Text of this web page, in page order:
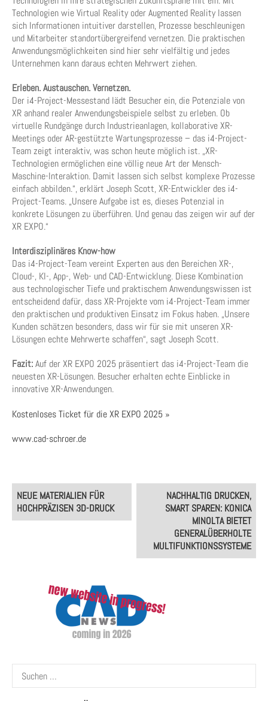
Technologien wie Virtual Reality oder Augmented Reality lassen
sich Informationen intuitiver darstellen, Prozesse beschleunigen
und Mitarbeiter standortübergreifend vernetzen. Die praktischen
Anwendungsmöglichkeiten sind hier sehr vielfältig und jedes
Unternehmen kann daraus echten Mehrwert ziehen.
Erleben. Austauschen. Vernetzen.
Der i4-Project-Messestand lädt Besucher ein, die Potenziale von
XR anhand realer Anwendungsbeispiele selbst zu erleben. Ob
virtuelle Rundgänge durch Industrieanlagen, kollaborative XR-
Meetings oder AR-gestützte Wartungsprozesse – das i4-Project-
Team zeigt interaktiv, was schon heute möglich ist. „XR-
Technologien ermöglichen eine völlig neue Art der Mensch-
Maschine-Interaktion. Damit lassen sich selbst komplexe Prozesse
einfach abbilden.“, erklärt Joseph Scott, XR-Entwickler des i4-
Project-Teams. „Unsere Aufgabe ist es, dieses Potenzial in
konkrete Lösungen zu überführen. Und genau das zeigen wir auf der
XR EXPO.“
Interdisziplinäres Know-how
Das i4-Project-Team vereint Experten aus den Bereichen XR-,
Cloud-, KI-, App-, Web- und CAD-Entwicklung. Diese Kombination
aus technologischer Tiefe und praktischem Anwendungswissen ist
entscheidend dafür, dass XR-Projekte vom i4-Project-Team immer
den praktischen und produktiven Einsatz im Fokus haben. „Unsere
Kunden schätzen besonders, dass wir für sie mit unseren XR-
Lösungen echte Mehrwerte schaffen“, sagt Joseph Scott.
Fazit:Auf der XR EXPO 2025 präsentiert das i4-Project-Team die
neuesten XR-Lösungen. Besucher erhalten echte Einblicke in
innovative XR-Anwendungen.
Kostenloses Ticket für die XR EXPO 2025 »
www.cad-schroer.de
Post
navigation
NEUE MATERIALIEN FÜR
HOCHPRÄZISEN 3D-DRUCK
NACHHALTIG DRUCKEN,
SMART SPAREN: KONICA
MINOLTA BIETET
GENERALÜBERHOLTE
MULTIFUNKTIONSSYSTEME
Suchen
nach: